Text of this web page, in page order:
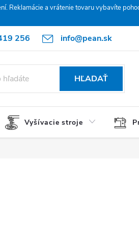
Reklamácie a vrátenie tovaru vybavíte
256 info@pean.sk
ochrany osobných údajov O nás
HĽADAŤ
Vyšívacie stroje